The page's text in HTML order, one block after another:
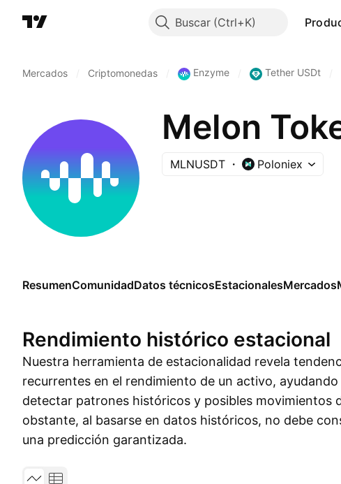
Buscar
Mercados Criptomonedas Enzyme Tether USDt
Melon
MLNUSDT Poloniex
ResumenComunidadDatos técnicosEstacionalesMercados
Rendimiento histórico estacional
Nuestra herramienta de estacionalidad revela
recurrentes en el rendimiento de un activo,
detectar patrones históricos y posibles movimientos
obstante, al basarse en datos históricos, no debe
una predicción garantizada.